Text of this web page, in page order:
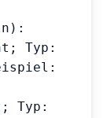
Typ:
Typ: